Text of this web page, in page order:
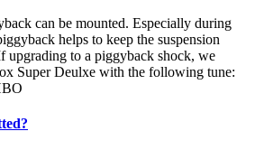
can be mounted. Especially during
helps to keep the suspension
upgrading to a piggyback shock, we
Super Deulxe with the following tune: